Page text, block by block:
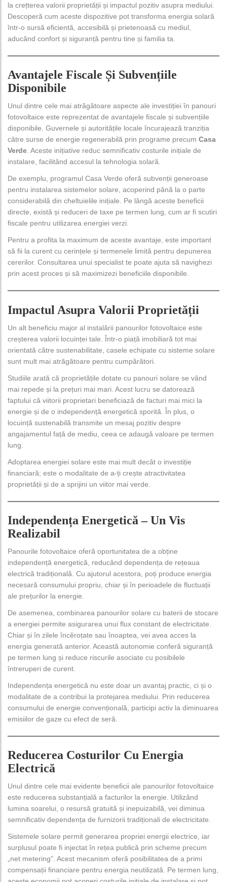
la crețterea valorii proprietății și impactul pozitiv asupra mediului.
Descoperă cum aceste dispozitive pot transforma energia solară
într-o sursă eficientă, accesibilă și prietenoasă cu mediul,
aducând confort și siguranță pentru tine și familia ta.
Avantajele Fiscale Și Subvențiile
Disponibile
Unul dintre cele mai atrăgătoare aspecte ale investiției în panouri
fotovoltaice este reprezentat de avantajele fiscale și subvențiile
disponibile. Guvernele și autoritățile locale încurajează tranziția
către surse de energie regenerabilă prin programe precum Casa
Verde. Aceste inițiative reduc semnificativ costurile inițiale de
instalare, facilitând accesul la tehnologia solară.
De exemplu, programul Casa Verde oferă subvenții generoase
pentru instalarea sistemelor solare, acoperind până la o parte
considerabilă din cheltuielile inițiale. Pe lângă aceste beneficii
directe, există și reduceri de taxe pe termen lung, cum ar fi scutiri
fiscale pentru utilizarea energiei verzi.
Pentru a profita la maximum de aceste avantaje, este important
să fii la curent cu cerințele și termenele limită pentru depunerea
cererilor. Consultarea unui specialist te poate ajuta să navighezi
prin acest proces și să maximizezi beneficiile disponibile.
Impactul Asupra Valorii Proprietății
Un alt beneficiu major al instalării panourilor fotovoltaice este
creșterea valorii locuinței tale. Într-o piață imobiliară tot mai
orientată către sustenabilitate, casele echipate cu sisteme solare
sunt mult mai atrăgătoare pentru cumpărători.
Studiile arată că proprietățile dotate cu panouri solare se vând
mai repede și la prețuri mai mari. Acest lucru se datorează
faptului că viitorii proprietari beneficiază de facturi mai mici la
energie și de o independență energetică sporită. În plus, o
locuință sustenabilă transmite un mesaj pozitiv despre
angajamentul față de mediu, ceea ce adaugă valoare pe termen
lung.
Adoptarea energiei solare este mai mult decât o investiție
financiară; este o modalitate de a-ți crește atractivitatea
proprietății și de a sprijini un viitor mai verde.
Independența Energetică – Un Vis
Realizabil
Panourile fotovoltaice oferă oportunitatea de a obține
independență energetică, reducând dependența de rețeaua
electrică tradițională. Cu ajutorul acestora, poți produce energia
necesară consumului propriu, chiar și în perioadele de fluctuații
ale prețurilor la energie.
De asemenea, combinarea panourilor solare cu baterii de stocare
a energiei permite asigurarea unui flux constant de electricitate.
Chiar și în zilele încěroțate sau înoaptea, vei avea acces la
energia generată anterior. Această autonomie conferă siguranță
pe termen lung și reduce riscurile asociate cu posibilele
întreruperi de curent.
Independența energetică nu este doar un avantaj practic, ci și o
modalitate de a contribui la protejarea mediului. Prin reducerea
consumului de energie convențională, participi activ la diminuarea
emisiilor de gaze cu efect de seră.
Reducerea Costurilor Cu Energia
Electrică
Unul dintre cele mai evidente beneficii ale panourilor fotovoltaice
este reducerea substanțială a facturilor la energie. Utilizând
lumina soarelui, o resursă gratuită și inepuizabilă, vei diminua
semnificativ dependența de furnizorii tradiționali de electricitate.
Sistemele solare permit generarea propriei energii electrice, iar
surplusul poate fi injectat în rețea publică prin scheme precum
„net metering”. Acest mecanism oferă posibilitatea de a primi
compensații financiare pentru energia neutilizată. Pe termen lung,